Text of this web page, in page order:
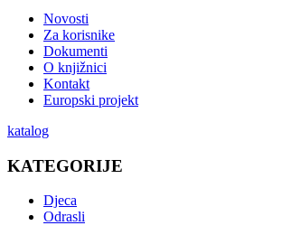
Novosti
Za korisnike
Dokumenti
O knjižnici
Kontakt
Europski projekt
katalog
KATEGORIJE
Djeca
Odrasli